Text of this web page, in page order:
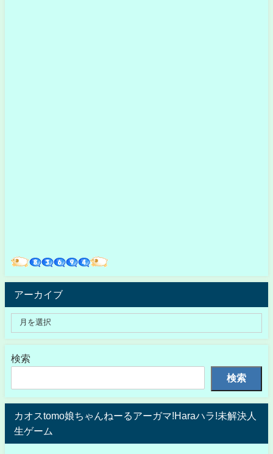
アーカイブ
検索
検索
カオスtomo娘ちゃんねーるアーガマ!Haraハラ!未解決人
生ゲーム